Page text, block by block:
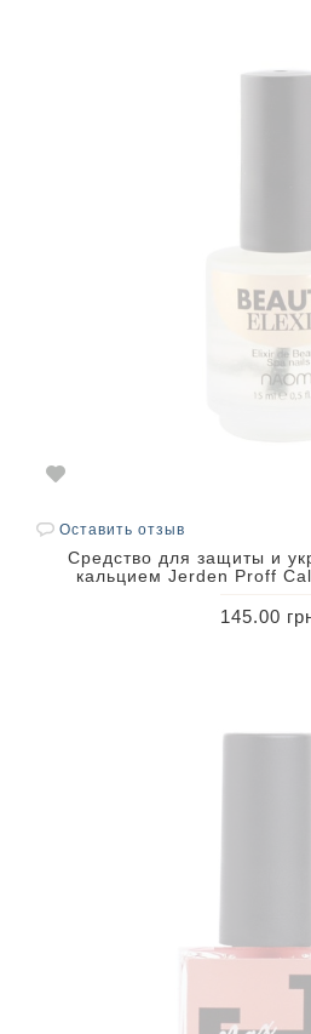
Оставить отзыв
Средство для защиты и
кальцием Jerden Proff
145.00